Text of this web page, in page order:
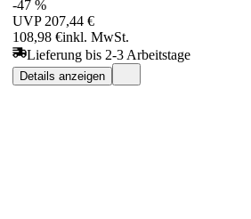
-47 %
UVP 207,44 €
108,98 €inkl. MwSt.
Lieferung bis 2-3 Arbeitstage
Details anzeigen